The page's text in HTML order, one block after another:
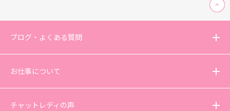
ブログ・よくある質問
お仕事について
チャットレディの声